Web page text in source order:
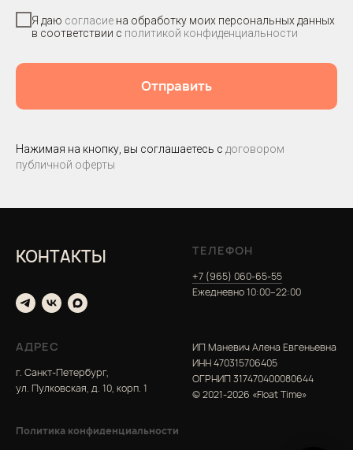
Я даю согласие на обработку моих персональных данных
в соответствии с политикой конфиденциальности
Отправить
Нажимая на кнопку, вы соглашаетесь с договором
публичной оферты
КОНТАКТЫ ТЕЛЕФОН
+7 (965) 060-65-55
Ежедневно 10:00−22:00
АДРЕС
г. Санкт-Петербург,
ул. Пулковская, д. 10, корп. 1
ИП Маневич Алена Евгеньевна
ИНН 470315706405
ОГРНИП 317470400080644
© 2021-2026 «Float Time»
Политика конфиденциальности